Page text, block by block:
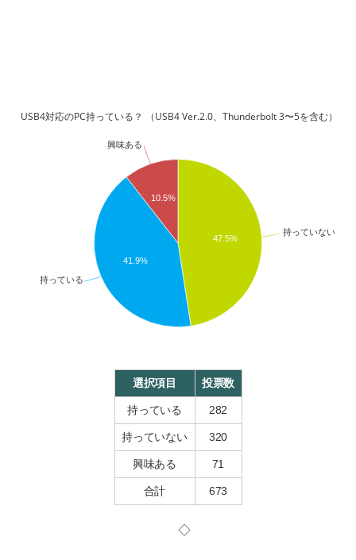
USB4対応のPC持っている？ （USB4 Ver.2.0、Thunderbolt 3〜5を含む）
47.5%
41.9%
10.5%
持っていない
持っている
興味ある
選択項目 投票数
持っている 282
持っていない 320
興味ある 71
合計 673
◇